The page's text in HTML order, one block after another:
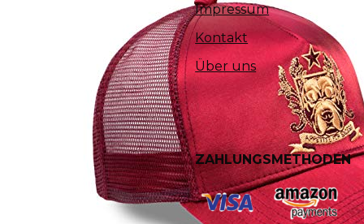
Impressum
Kontakt
Über uns
ZAHLUNGSMETHODEN